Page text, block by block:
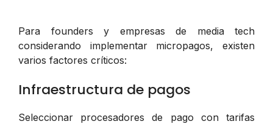
Para founders y empresas de media tech
considerando implementar micropagos, existen
varios factores críticos:
Infraestructura de pagos
Seleccionar procesadores de pago con tarifas